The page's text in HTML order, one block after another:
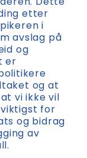
Dette
etter
i
avslag på
og
er
og at
vi ikke vil
for
og bidrag
av